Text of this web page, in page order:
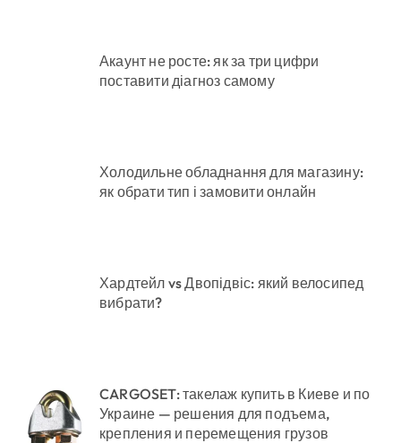
Акаунт не росте: як за три цифри
поставити діагноз самому
Холодильне обладнання для магазину:
як обрати тип і замовити онлайн
Хардтейл vs Двопідвіс: який велосипед
вибрати?
CARGOSET: такелаж купить в Киеве и по
Украине — решения для подъема,
крепления и перемещения грузов